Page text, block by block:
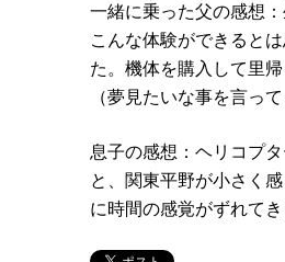
一緒に乗った父の感想
こんな体験ができると
た。機体を購入して里
（夢見たいな事を言って
息子の感想：ヘリコプ
と、関東平野が小さく
に時間の感覚がずれてき